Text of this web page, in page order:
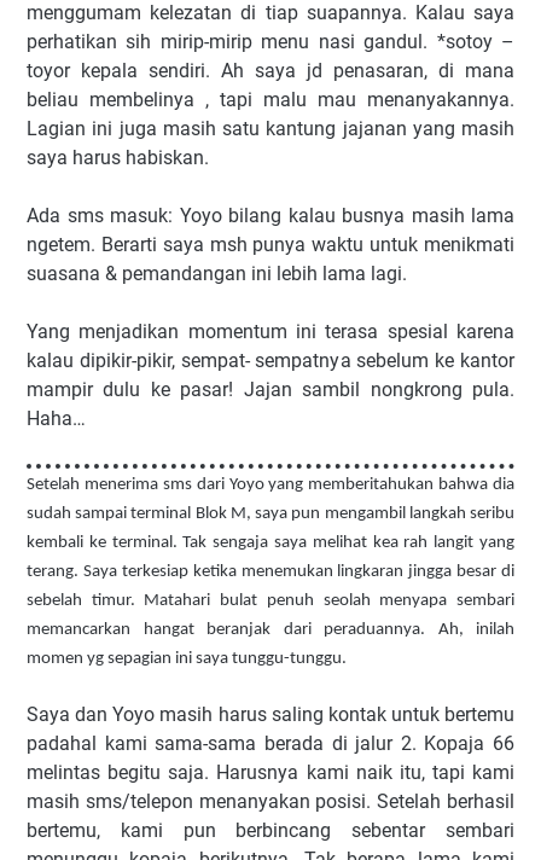
menggumam kelezatan di tiap suapannya. Kalau saya
perhatikan sih mirip-mirip menu nasi gandul. *sotoy –
toyor kepala sendiri. Ah saya jd penasaran, di mana
beliau membelinya , tapi malu mau menanyakannya.
Lagian ini juga masih satu kantung jajanan yang masih
saya harus habiskan.
Ada sms masuk: Yoyo bilang kalau busnya masih lama
ngetem. Berarti saya msh punya waktu untuk menikmati
suasana & pemandangan ini lebih lama lagi.
Yang menjadikan momentum ini terasa spesial karena
kalau dipikir-pikir, sempat- sempatnya sebelum ke kantor
mampir dulu ke pasar! Jajan sambil nongkrong pula.
Haha…
Setelah menerima sms dari Yoyo yang memberitahukan bahwa dia
sudah sampai terminal Blok M, saya pun mengambil langkah seribu
kembali ke terminal. Tak sengaja saya melihat kea rah langit yang
terang. Saya terkesiap ketika menemukan lingkaran jingga besar di
sebelah timur. Matahari bulat penuh seolah menyapa sembari
memancarkan hangat beranjak dari peraduannya. Ah, inilah
momen yg sepagian ini saya tunggu-tunggu.
Saya dan Yoyo masih harus saling kontak untuk bertemu
padahal kami sama-sama berada di jalur 2. Kopaja 66
melintas begitu saja. Harusnya kami naik itu, tapi kami
masih sms/telepon menanyakan posisi. Setelah berhasil
bertemu, kami pun berbincang sebentar sembari